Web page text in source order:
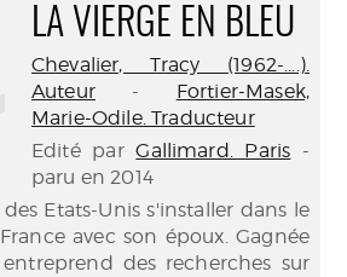
LA VIERGE EN BLEU
Chevalier, Tracy (1962-....).
Auteur- Fortier-Masek,
Marie-Odile. Traducteur
Edité parGallimard. Paris -
paru en 2014
Etats-Unis s'installer dans le
avec son époux. Gagnée
des recherches sur